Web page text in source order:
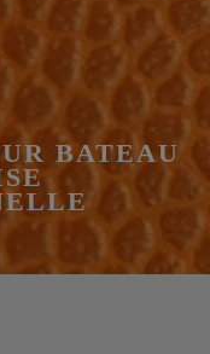
BATEAU